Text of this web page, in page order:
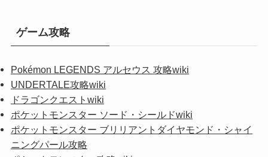
ゲーム攻略
Pokémon LEGENDS アルセウス 攻略wiki
UNDERTALE攻略wiki
ドラゴンクエストwiki
ポケットモンスター ソード・シールドwiki
ポケットモンスター ブリリアントダイヤモンド・シャイ
ニングパール攻略